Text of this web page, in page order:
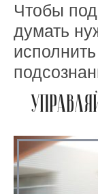
Чтобы
думать